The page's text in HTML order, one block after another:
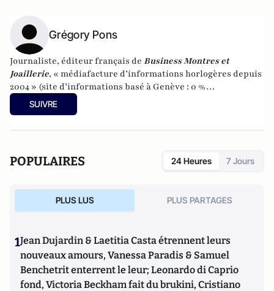
Grégory Pons
Journaliste, éditeur français de Business Montres et
Joaillerie, « médiafacture d’informations horlogères depuis
2004 » (site d’informations basé à Genève : 0 %
publicité-100 % liberté), spécialiste du marketing horloger
et de l’analyse des marchés de la montre.
SUIVRE
POPULAIRES 24 Heures 7 Jours
PLUS LUS PLUS PARTAGES
1Jean Dujardin & Laetitia Casta étrennent leurs
nouveaux amours, Vanessa Paradis & Samuel
Benchetrit enterrent le leur; Leonardo di Caprio
fond, Victoria Beckham fait du brukini, Cristiano